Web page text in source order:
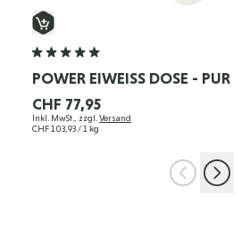
POWER EIWEISS DOSE - PUR
CHF 77,95
Inkl. MwSt., zzgl.Versand
CHF 103,93/ 1 kg